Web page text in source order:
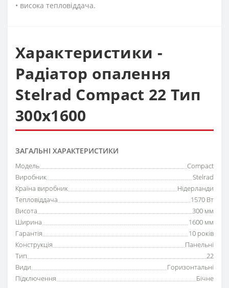
• висока тепловіддача.
Характеристики -
Радіатор опалення
Stelrad Compact 22 Тип
300х1600
ЗАГАЛЬНІ ХАРАКТЕРИСТИКИ
Модель
Compact
Виробник
Stelrad
Країна виробник
Нідерланди
Тепловіддача
1570 Вт
Висота
300 мм
Ширина
1600 мм
Гарантія
10 років
Конструкція
Панельні
Тип
22
Види
Горизонтальні
Підключення
Бічне